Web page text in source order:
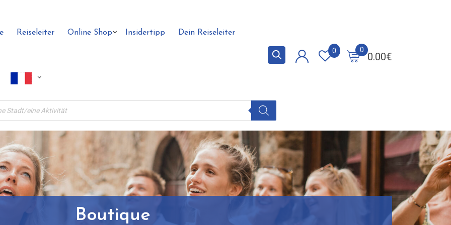
Reiseleiter Online Shop Insidertipp Dein Reiseleiter
0.00€
0
0
Boutique